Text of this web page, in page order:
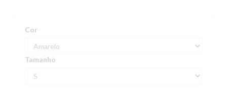
´s
&
Cor
Tamanho